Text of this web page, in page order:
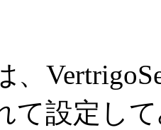
、
て設定し